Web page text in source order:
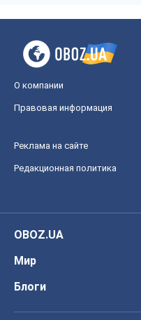
О компании
Правовая информация
Реклама на сайте
Редакционная политика
OBOZ.UA
Мир
Блоги